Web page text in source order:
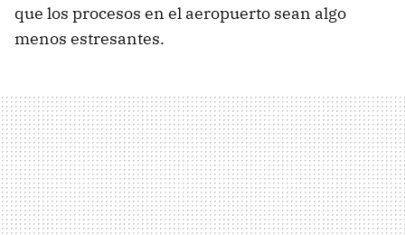
que los procesos en el aeropuerto sean algo
menos estresantes.